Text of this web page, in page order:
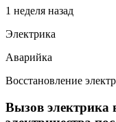
1 неделя назад
Электрика
Аварийка
Восстановление
Вызов электрика